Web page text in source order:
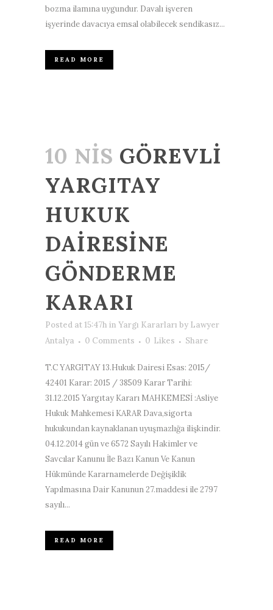
bozma ilamına uygundur. Davalı işveren
işyerinde davacıya emsal olabilecek sendikasız...
READ MORE
10 NIS GÖREVLİ
YARGITAY
HUKUK
DAİRESİNE
GÖNDERME
KARARI
Posted at 15:47h in Yargı Kararları by Lawyer
Antalya
0 Comments 0 Likes Share
T.C YARGITAY 13.Hukuk Dairesi Esas: 2015/
42401 Karar: 2015 / 38509 Karar Tarihi:
31.12.2015 Yargıtay Kararı MAHKEMESİ :Asliye
Hukuk Mahkemesi KARAR Dava,sigorta
hukukundan kaynaklanan uyuşmazlığa ilişkindir.
04.12.2014 gün ve 6572 Sayılı Hakimler ve
Savcılar Kanunu İle Bazı Kanun Ve Kanun
Hükmünde Kararnamelerde Değişiklik
Yapılmasına Dair Kanunun 27.maddesi ile 2797
sayılı...
READ MORE